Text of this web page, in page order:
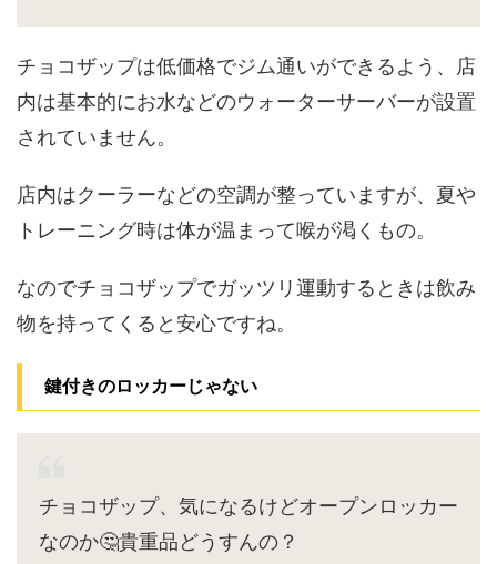
チョコザップは低価格でジム通いができるよう、店
内は基本的にお水などのウォーターサーバーが設置
されていません。
店内はクーラーなどの空調が整っていますが、夏や
トレーニング時は体が温まって喉が渇くもの。
なのでチョコザップでガッツリ運動するときは飲み
物を持ってくると安心ですね。
鍵付きのロッカーじゃない
チョコザップ、気になるけどオープンロッカー
なのか🤔貴重品どうすんの？